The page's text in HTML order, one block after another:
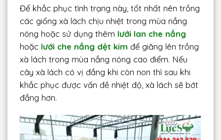
Để khắc phục tình trạng này, tốt nhất nên trồng
các giống xà lách chịu nhiệt trong mùa nắng
nóng hoặc sử dụng thêm lưới lan che nắng
hoặc lưới che nắng dệt kimđể giăng lên trồng
xà lách trong mùa nắng nóng cao điểm. Nếu
cây xà lách có vị đắng khi còn non thì sau khi
khắc phục được vấn đề nhiệt độ, xà lách sẽ bớt
đắng hơn.